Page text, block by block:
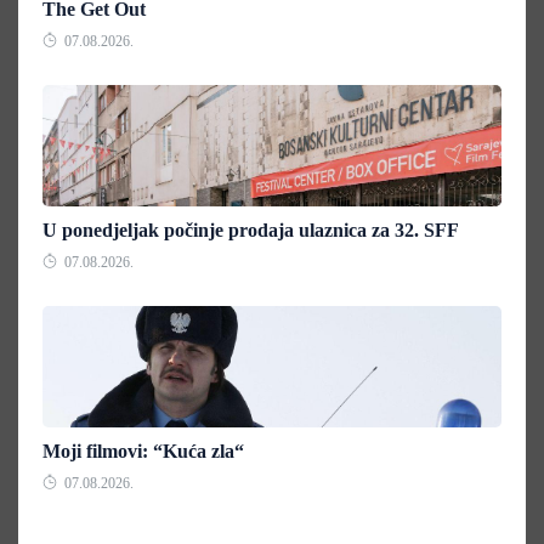
The Get Out
07.08.2026.
U ponedjeljak počinje prodaja ulaznica za 32. SFF
07.08.2026.
Moji filmovi: “Kuća zla“
07.08.2026.